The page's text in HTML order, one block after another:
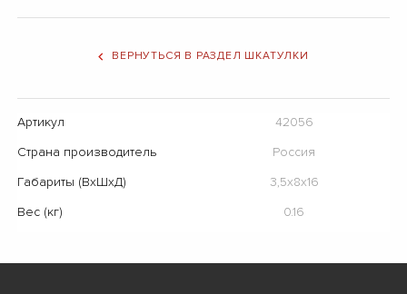
ВЕРНУТЬСЯ В РАЗДЕЛ ШКАТУЛКИ
Артикул
42056
Страна производитель
Россия
Габариты (ВхШхД)
3,5х8х16
Вес (кг)
0.16